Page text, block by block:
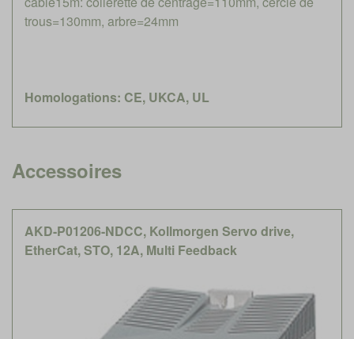
trous=130mm, arbre=24mm
Homologations: CE, UKCA, UL
Accessoires
AKD-P01206-NDCC, Kollmorgen Servo drive,
EtherCat, STO, 12A, Multi Feedback